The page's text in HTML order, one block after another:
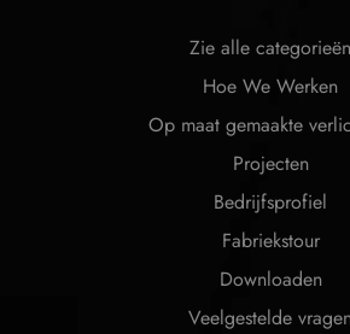
Zie alle categorieën
Hoe We Werken
Op maat gemaakte
Projecten
Bedrijfsprofiel
Fabriekstour
Downloaden
Veelgestelde